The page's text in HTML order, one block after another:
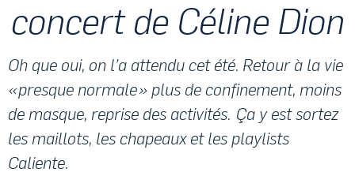
concert de Céline Dion
Oh que oui, on l’a attendu cet été. Retour à la vie
« presque normale » plus de confinement, moins
de masque, reprise des activités. Ça y est sortez
les maillots, les chapeaux et les playlists
Caliente.